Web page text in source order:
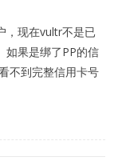
，现在vultr不是已
如果是绑了PP的信
不到完整信用卡号